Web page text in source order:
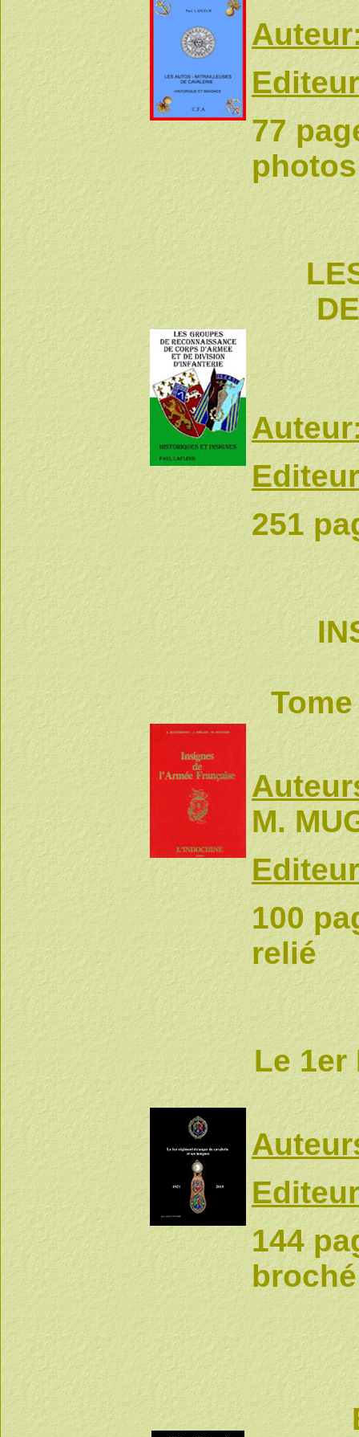
77
251
M.
100
relié
Le 1er
144
broché